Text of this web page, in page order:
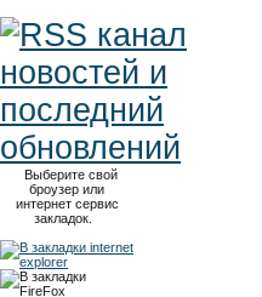
Выберите свой
броузер или
интернет сервис
закладок.